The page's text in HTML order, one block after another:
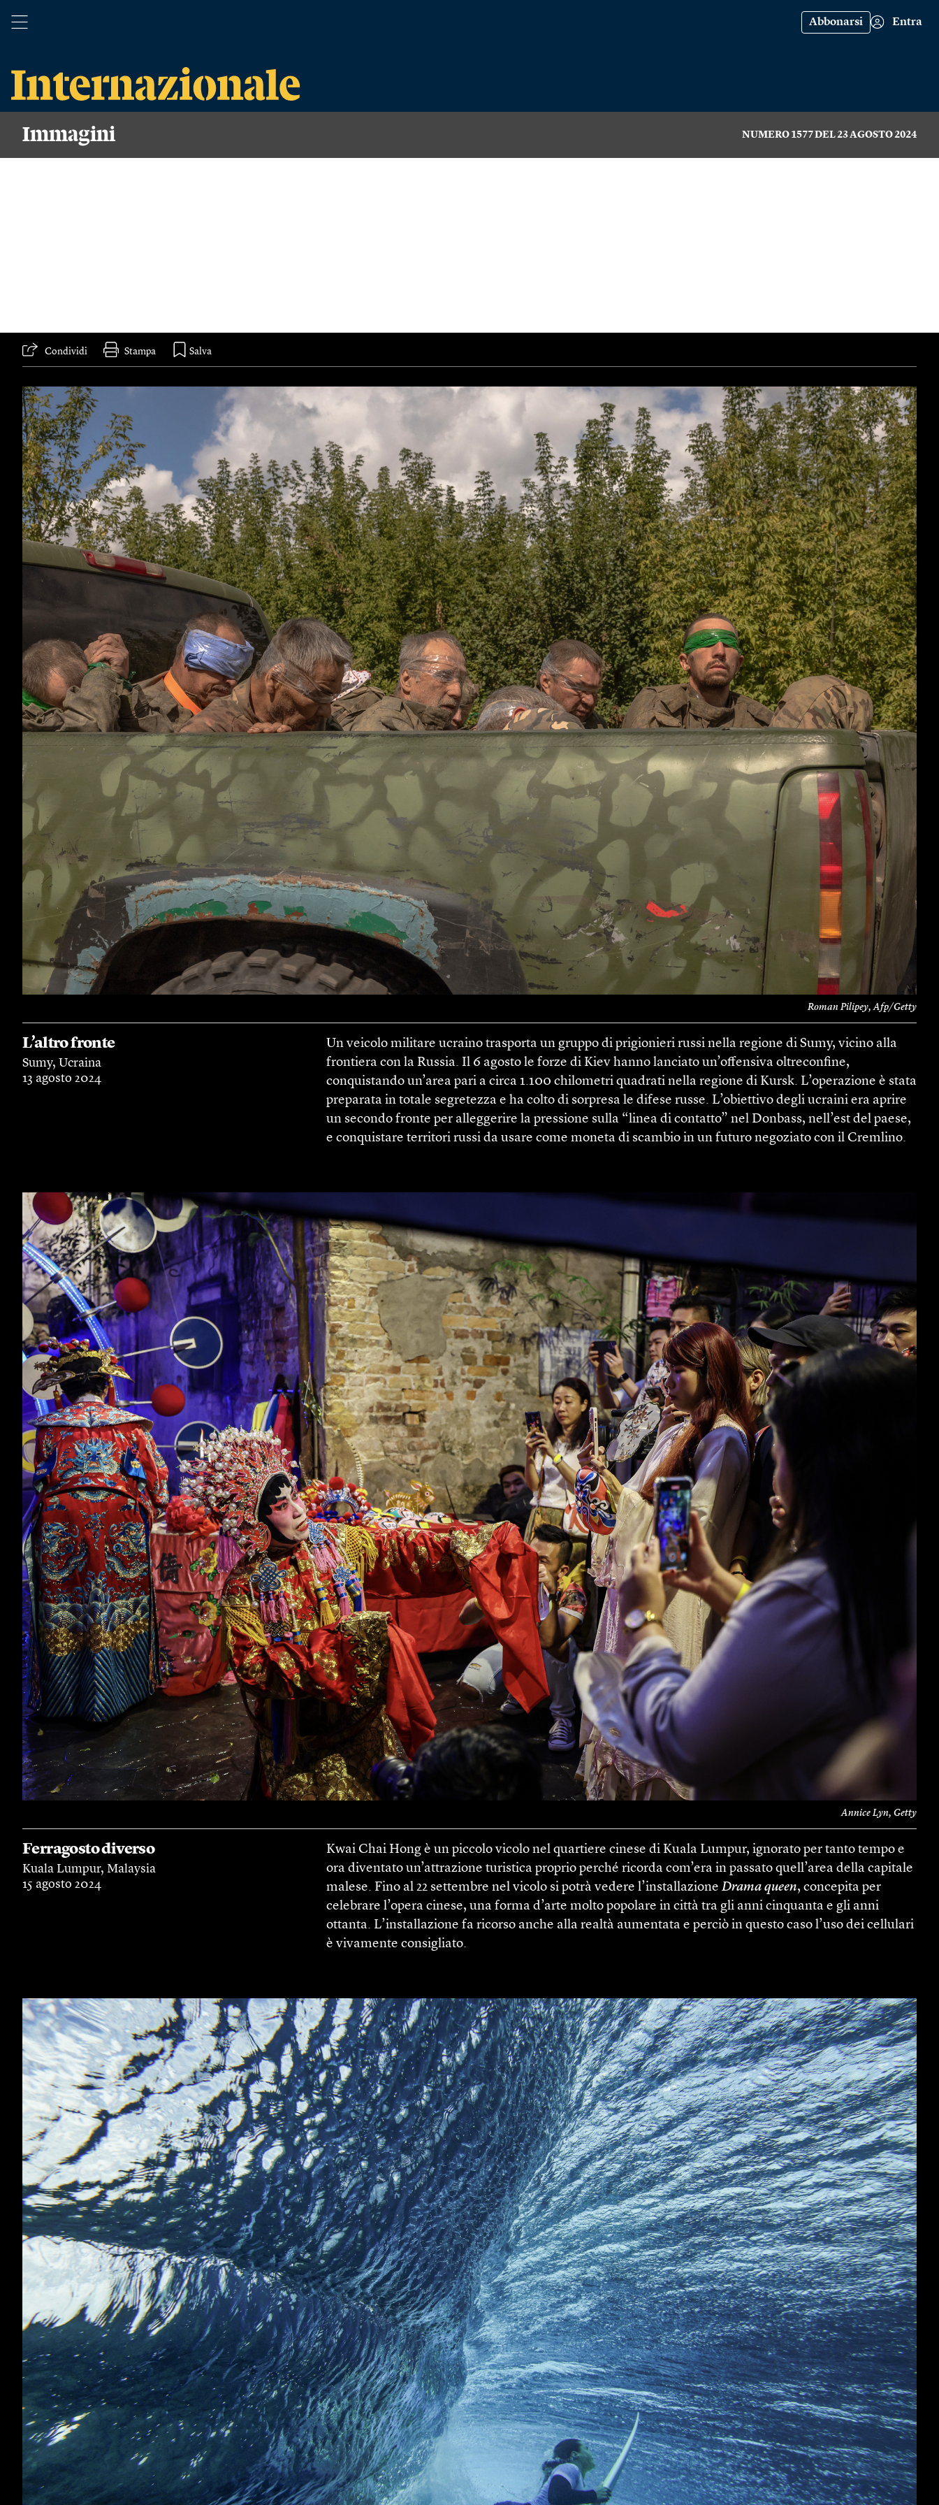
Abbonarsi Entra
Immagini NUMERO 1577 DEL 23 AGOSTO 2024
Condividi Stampa
Roman Pilipey, Afp/Getty
L’altro fronte
Sumy, Ucraina
13 agosto 2024
Un veicolo militare ucraino trasporta un gruppo di prigionieri russi nella regione di Sumy, vicino alla
frontiera con la Russia. Il 6 agosto le forze di Kiev hanno lanciato un’offensiva oltreconfine,
conquistando un’area pari a circa 1.100 chilometri quadrati nella regione di Kursk. L’operazione è stata
preparata in totale segretezza e ha colto di sorpresa le difese russe. L’obiettivo degli ucraini era aprire
un secondo fronte per alleggerire la pressione sulla “linea di contatto” nel Donbass, nell’est del paese,
e conquistare territori russi da usare come moneta di scambio in un futuro negoziato con il Cremlino.
Annice Lyn, Getty
Ferragosto diverso
Kuala Lumpur, Malaysia
15 agosto 2024
Kwai Chai Hong è un piccolo vicolo nel quartiere cinese di Kuala Lumpur, ignorato per tanto tempo e
ora diventato un’attrazione turistica proprio perché ricorda com’era in passato quell’area della capitale
malese. Fino al 22 settembre nel vicolo si potrà vedere l’installazione Drama queen, concepita per
celebrare l’opera cinese, una forma d’arte molto popolare in città tra gli anni cinquanta e gli anni
ottanta. L’installazione fa ricorso anche alla realtà aumentata e perciò in questo caso l’uso dei cellulari
è vivamente consigliato.